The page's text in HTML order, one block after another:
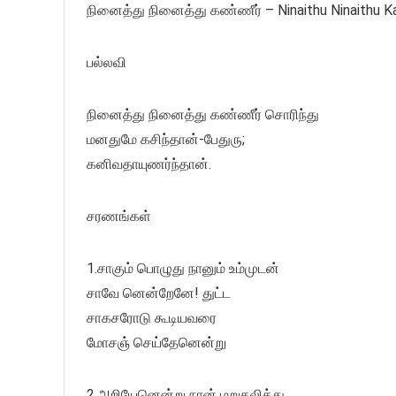
நினைத்து நினைத்து கண்ணீர் – Ninaithu Ninaithu
பல்லவி
நினைத்து நினைத்து கண்ணீர் சொரிந்து
மனதுமே கசிந்தான்-பேதுரு;
கனிவதாயுணர்ந்தான்.
சரணங்கள்
1.சாகும் பொழுது நானும் உம்முடன்
சாவே னென்றேனே! துட்ட
சாகசரோடு கூடியவரை
மோசஞ் செய்தேனென்று